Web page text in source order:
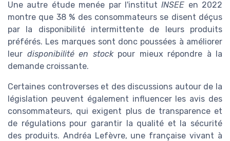
Une autre étude menée par l'institutINSEE en 2022
montre que 38 % des consommateurs se disent déçus
par la disponibilité intermittente de leurs produits
préférés. Les marques sont donc poussées à améliorer
leur disponibilité en stockpour mieux répondre à la
demande croissante.
Certaines controverses et des discussions autour de la
législation peuvent également influencer les avis des
consommateurs, qui exigent plus de transparence et
de régulations pour garantir la qualité et la sécurité
des produits. Andréa Lefèvre, une française vivant à